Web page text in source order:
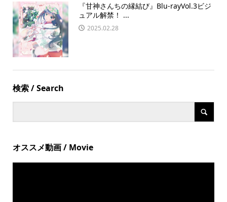
『甘神さんちの縁結び』Blu-rayVol.3ビジ
ュアル解禁！ ...
2025.02.28
検索 / Search
オススメ動画 / Movie